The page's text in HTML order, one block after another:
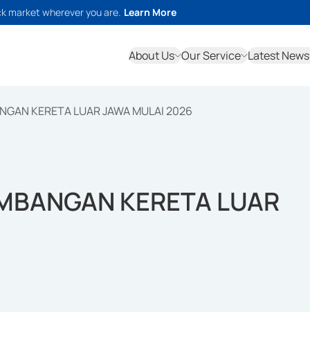
market wherever you are. Learn More
About Us Our Service Latest News
KERETA LUAR JAWA MULAI 2026
KERETA LUAR